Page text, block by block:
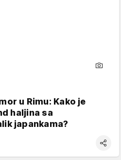
u Rimu: Kako je
haljina sa
japankama?